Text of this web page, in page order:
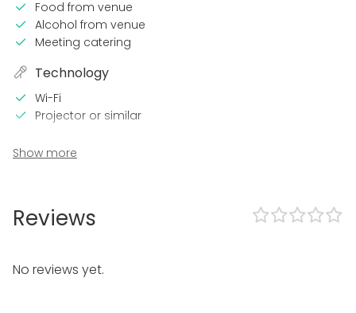
Food from venue
Alcohol from venue
Meeting catering
Technology
Wi-Fi
Projector or similar
In the venue
Equipment
Event types
Show more
Reviews
No reviews yet.